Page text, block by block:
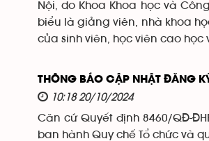
Nội, do Khoa Khoa học và
biểu là giảng viên, nhà khoa
của sinh viên, học viên cao học
THÔNG BÁO CẬP NHẬT ĐĂNG
10:18 20/10/2024
Căn cứ Quyết định 8460/QĐ-
ban hành Quy chế Tổ chức và